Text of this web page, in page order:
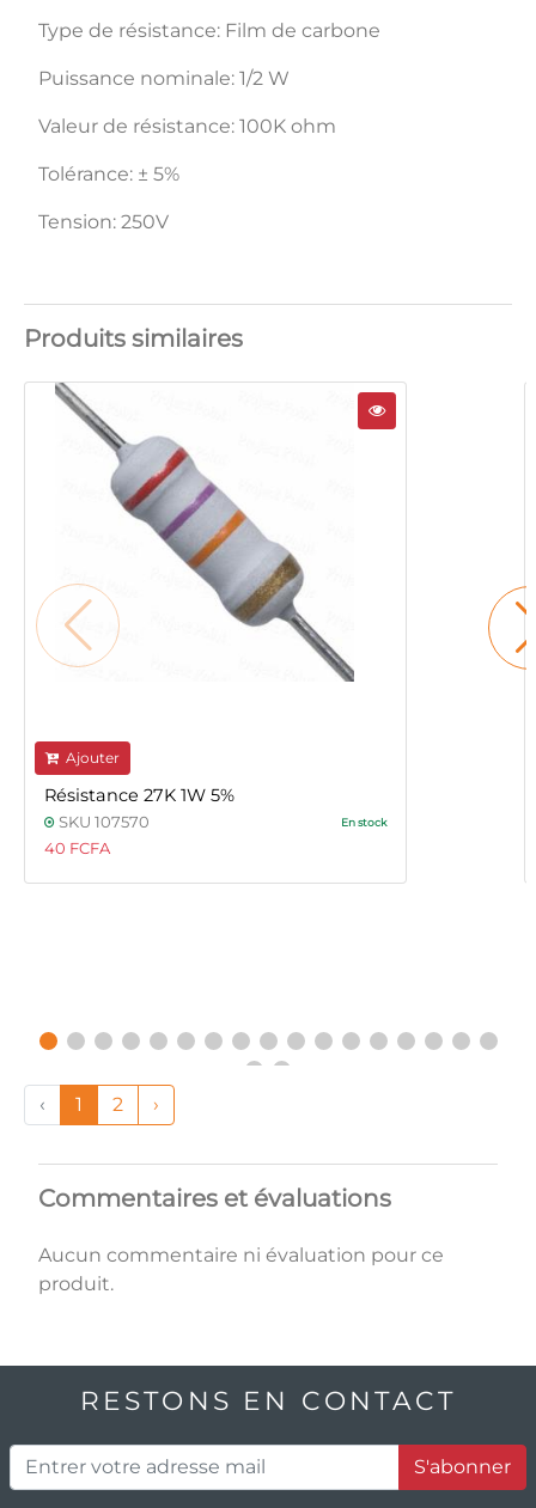
Type de résistance: Film de carbone
Puissance nominale: 1/2 W
Valeur de résistance: 100K ohm
Tolérance: ± 5%
Tension: 250V
Produits similaires
Ajouter
Résistance 27K 1W 5%
SKU 107570 En stock
40 FCFA
‹ 1 2 ›
Commentaires et évaluations
Aucun commentaire ni évaluation pour ce
produit.
RESTONS EN CONTACT
S'abonner